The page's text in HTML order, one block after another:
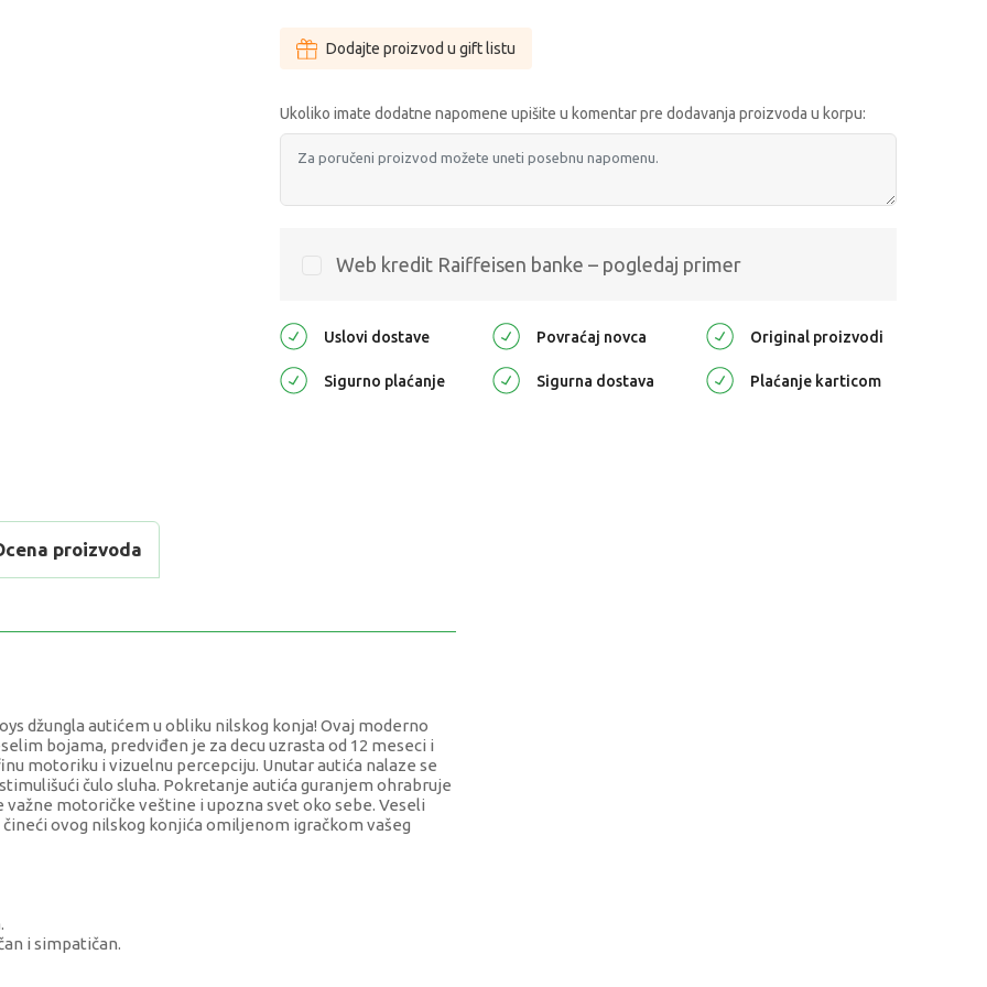
Dodajte proizvod u gift listu
Ukoliko imate dodatne napomene upišite u komentar pre dodavanja proizvoda u korpu:
Web kredit Raiffeisen banke – pogledaj primer
Uslovi dostave Povraćaj novca Original proizvodi
Sigurno plaćanje Sigurna dostava Plaćanje karticom
proizvoda
džungla autićem u obliku nilskog konja! Ovaj moderno
bojama, predviđen je za decu uzrasta od 12 meseci i
motoriku i vizuelnu percepciju. Unutar autića nalaze se
čulo sluha. Pokretanje autića guranjem ohrabruje
motoričke veštine i upozna svet oko sebe. Veseli
ovog nilskog konjića omiljenom igračkom vašeg
i simpatičan.